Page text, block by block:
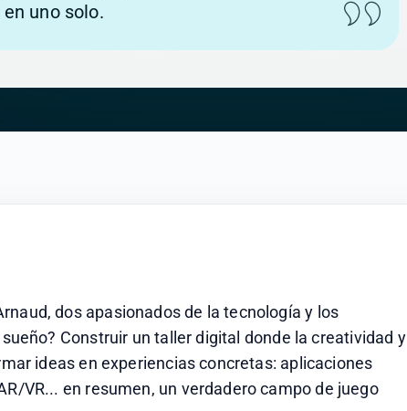
uno solo.
dos apasionados de la tecnología y los
Construir un taller digital donde la creatividad y
ideas en experiencias concretas: aplicaciones
VR... en resumen, un verdadero campo de juego